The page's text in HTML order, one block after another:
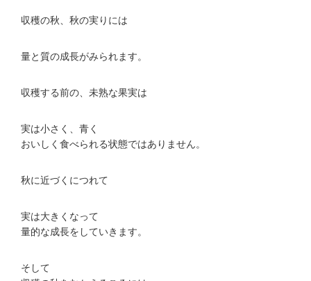
収穫の秋、秋の実りには
量と質の成長がみられます。
収穫する前の、未熟な果実は
実は小さく、青く
おいしく食べられる状態ではありません。
秋に近づくにつれて
実は大きくなって
量的な成長をしていきます。
そして